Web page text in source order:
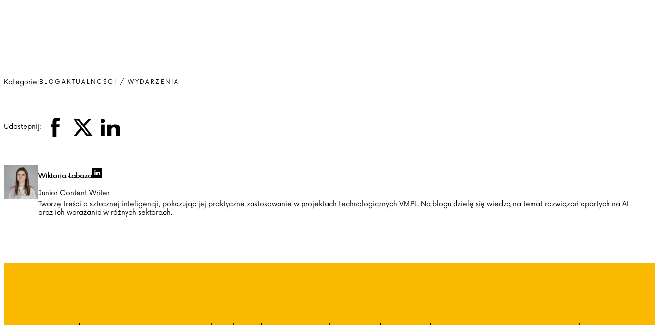
Kategorie:BLOG AKTUALNOŚCI / WYDARZENIA
Udostępnij:
Wiktoria Łabaza
Junior Content Writer
Tworzę treści o sztucznej inteligencji, pokazując jej praktyczne zastosowanie w projektach technologicznych VM.PL. Na blogu dzielę się wiedzą na temat rozwiązań opartych na AI
oraz ich wdrażania w różnych sektorach.